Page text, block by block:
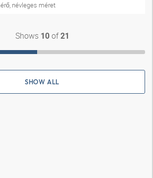
névleges méret
Shows 10of21
SHOW ALL